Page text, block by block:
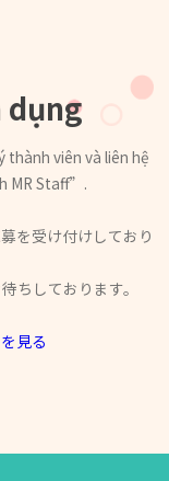
dụng
thành viên và liên hệ
MR Staff”.
を受け付けしており
ちしております。
見る